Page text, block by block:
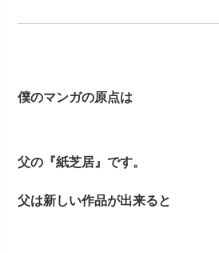
僕のマンガの原点は
父の『紙芝居』です。
父は新しい作品が出来ると